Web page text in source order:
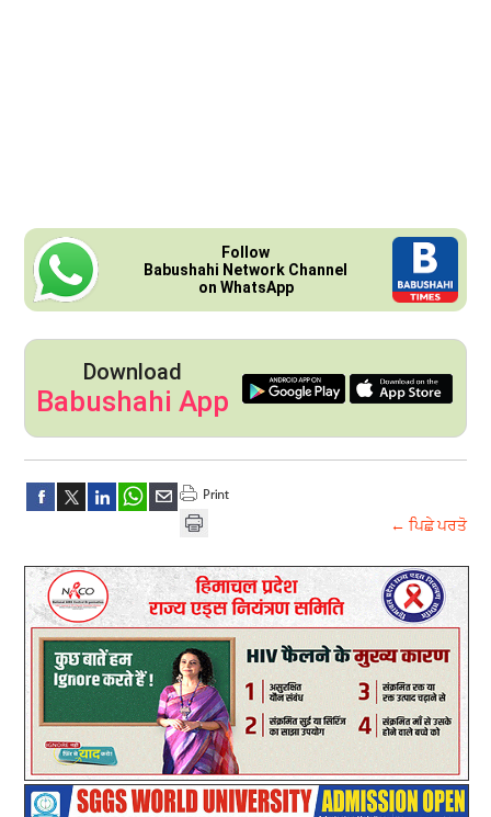
Follow
Babushahi Network Channel
on WhatsApp
Download
Babushahi App
← ਪਿਛੇ ਪਰਤੋ